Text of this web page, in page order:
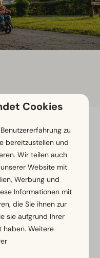
Cookies
zu
bereitzustellen und
Wir teilen auch
Website mit
Werbung und
Informationen mit
die Sie ihnen zur
sie aufgrund Ihrer
haben. Weitere